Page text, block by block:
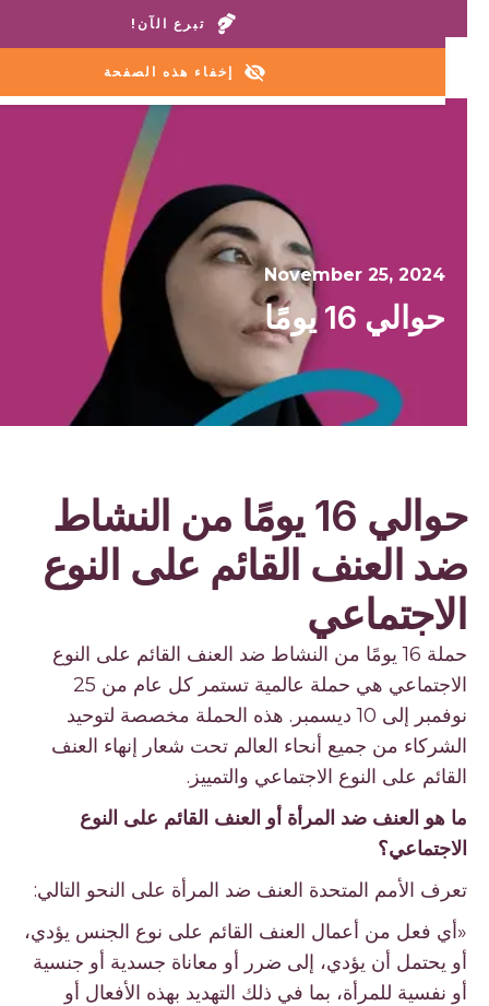
اتصل بمنازلنا أو خط المساعدة: +1 888 711 6472
تبرع الآن!
إخفاء هذه الصفحة
November 25, 2024
حوالي 16 يومًا
حوالي 16 يومًا من النشاط
ضد العنف القائم على النوع
الاجتماعي
حملة 16 يومًا من النشاط ضد العنف القائم على النوع
الاجتماعي هي حملة عالمية تستمر كل عام من 25
نوفمبر إلى 10 ديسمبر. هذه الحملة مخصصة لتوحيد
الشركاء من جميع أنحاء العالم تحت شعار إنهاء العنف
القائم على النوع الاجتماعي والتمييز.
ما هو العنف ضد المرأة أو العنف القائم على النوع
الاجتماعي؟
تعرف الأمم المتحدة العنف ضد المرأة على النحو التالي:
«أي فعل من أعمال العنف القائم على نوع الجنس يؤدي،
أو يحتمل أن يؤدي، إلى ضرر أو معاناة جسدية أو جنسية
أو نفسية للمرأة، بما في ذلك التهديد بهذه الأفعال أو